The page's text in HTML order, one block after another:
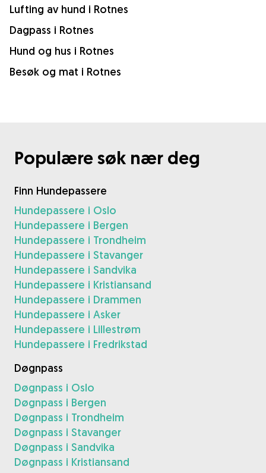
Lufting av hund i Rotnes
Dagpass i Rotnes
Hund og hus i Rotnes
Besøk og mat i Rotnes
Populære søk nær deg
Finn Hundepassere
Hundepassere i Oslo
Hundepassere i Bergen
Hundepassere i Trondheim
Hundepassere i Stavanger
Hundepassere i Sandvika
Hundepassere i Kristiansand
Hundepassere i Drammen
Hundepassere i Asker
Hundepassere i Lillestrøm
Hundepassere i Fredrikstad
Døgnpass
Døgnpass i Oslo
Døgnpass i Bergen
Døgnpass i Trondheim
Døgnpass i Stavanger
Døgnpass i Sandvika
Døgnpass i Kristiansand